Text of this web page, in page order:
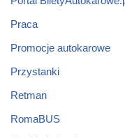
Praca
Promocje autokarowe
Przystanki
Retman
RomaBUS